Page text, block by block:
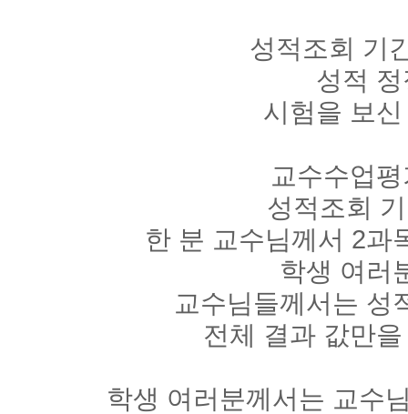
성적조회 기
성적
시험을 보
교수수업
성적조회
한 분 교수님께서 2과
학생 여러
교수님들께서는 성
전체 결과 값만
학생 여러분께서는 교수